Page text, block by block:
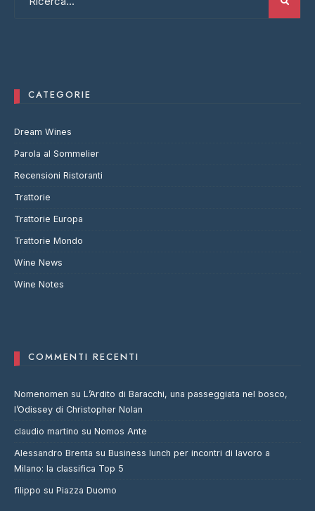
CATEGORIE
Dream Wines
Parola al Sommelier
Recensioni Ristoranti
Trattorie
Trattorie Europa
Trattorie Mondo
Wine News
Wine Notes
COMMENTI RECENTI
Nomenomen su L’Ardito di Baracchi, una passeggiata nel bosco,
l’Odissey di Christopher Nolan
claudio martino su Nomos Ante
Alessandro Brenta su Business lunch per incontri di lavoro a
Milano: la classifica Top 5
filippo su Piazza Duomo